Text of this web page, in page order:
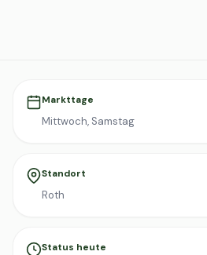
Markttage
Mittwoch, Samstag
Standort
Roth
Status heute